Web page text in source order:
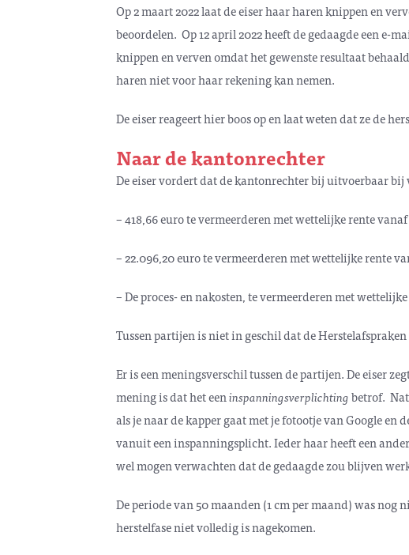
Op 2 maart 2022 laat de eiser haar haren knippen en
beoordelen. Op 12 april 2022 heeft de gedaagde een e-
knippen en verven omdat het gewenste resultaat
haren niet voor haar rekening kan nemen.
De eiser reageert hier boos op en laat weten dat ze de
Naar de kantonrechter
De eiser vordert dat de kantonrechter bij uitvoerbaar
– 418,66 euro te vermeerderen met wettelijke rente
– 22.096,20 euro te vermeerderen met wettelijke rente
– De proces- en nakosten, te vermeerderen met
Tussen partijen is niet in geschil dat de
Er is een meningsverschil tussen de partijen. De eiser
mening is dat het eeninspanningsverplichtingbetrof.
als je naar de kapper gaat met je fotootje van Google
vanuit een inspanningsplicht. Ieder haar heeft een
wel mogen verwachten dat de gedaagde zou blijven
De periode van 50 maanden (1 cm per maand) was
herstelfase niet volledig is nagekomen.